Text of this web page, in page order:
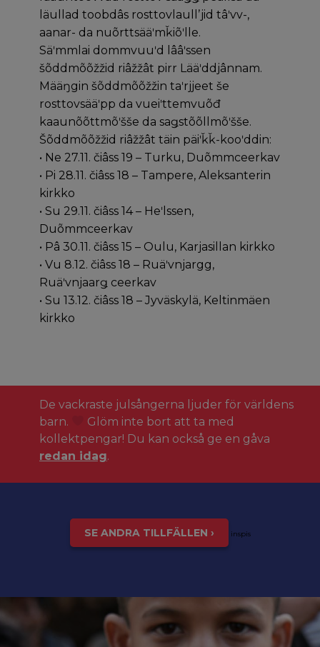
läullad toobdâs rosttovlaullʼjid tâʹvv-,
aanar- da nuõrttsääʹmǩiõʹlle.
Säʹmmlai dommvuuʹd lââʹssen
šõddmõõžžid riâžžât pirr Lääʹddjânnam.
Määŋgin šõddmõõžžin taʹrjjeet še
rosttovsääʹpp da vueiʹttemvuõđ
kaaunõõttmõʹšše da saǥstõõllmõʹšše.
Šõddmõõžžid riâžžât täin päiʹǩǩ-kooʹddin:
• Ne 27.11. čiâss 19 – Turku, Duõmmceerkav
• Pi 28.11. čiâss 18 – Tampere, Aleksanterin
kirkko
• Su 29.11. čiâss 14 – Heʹlssen,
Duõmmceerkav
• Pâ 30.11. čiâss 15 – Oulu, Karjasillan kirkko
• Vu 8.12. čiâss 18 – Ruäʹvnjargg,
Ruäʹvnjaarǥ ceerkav
• Su 13.12. čiâss 18 – Jyväskylä, Keltinmäen
kirkko
De vackraste julsångerna ljuder för världens
barn.
Glöm inte bort att ta med
kollektpengar! Du kan också ge en gåva
redan idag.
SE ANDRA TILLFÄLLEN › inspis